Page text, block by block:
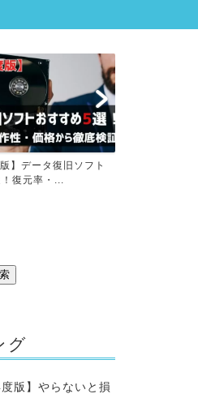
】データ復旧ソフト
復元率・...
グ
度版】やらないと損